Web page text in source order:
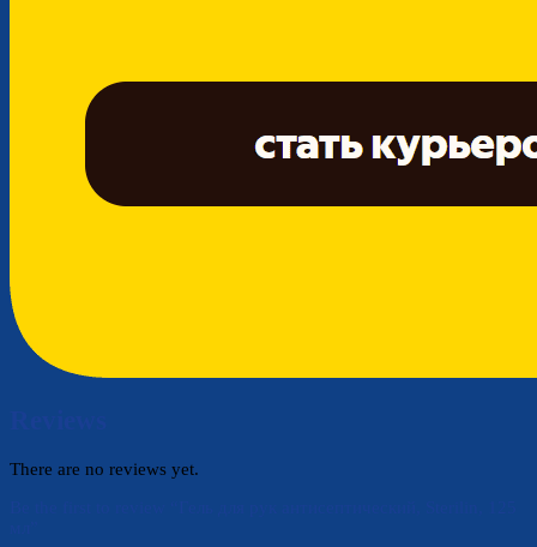
There are no reviews yet.